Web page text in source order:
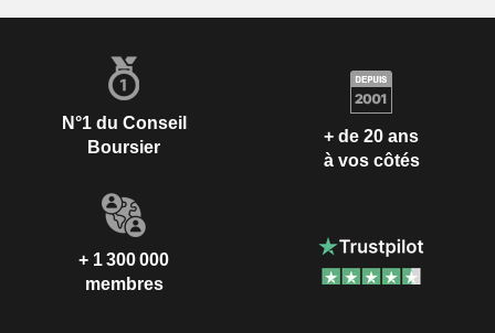
N°1 du Conseil
Boursier
+ de 20 ans
à vos côtés
+ 1 300 000
membres